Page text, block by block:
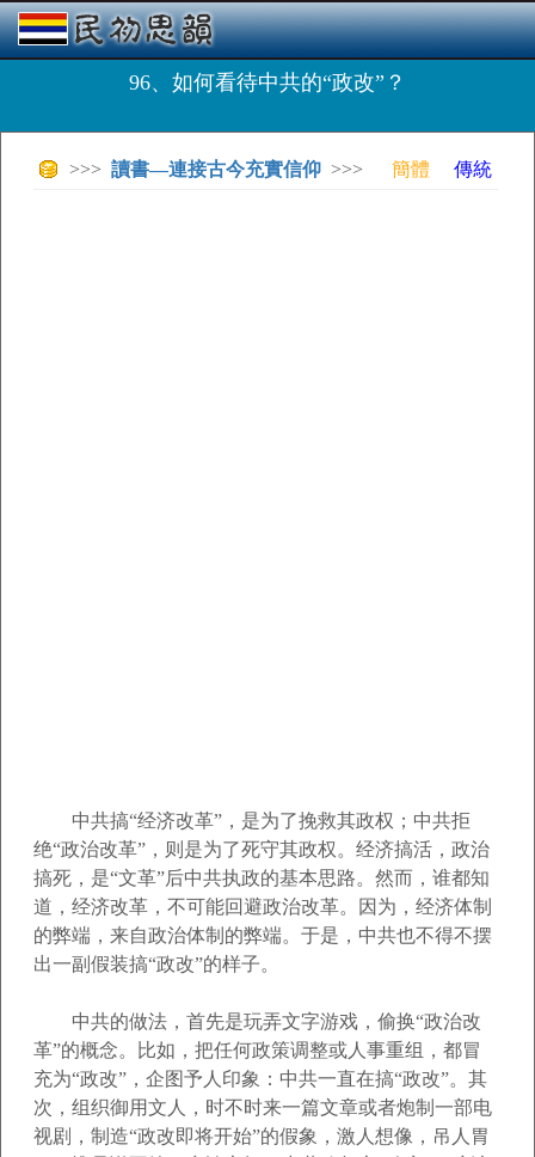
96、如何看待中共的“政改”？
>>> 讀書—連接古今充實信仰 >>> 簡體 傳統
中共搞“经济改革”，是为了挽救其政权；中共拒
绝“政治改革”，则是为了死守其政权。经济搞活，政治
搞死，是“文革”后中共执政的基本思路。然而，谁都知
道，经济改革，不可能回避政治改革。因为，经济体制
的弊端，来自政治体制的弊端。于是，中共也不得不摆
出一副假装搞“政改”的样子。
中共的做法，首先是玩弄文字游戏，偷换“政治改
革”的概念。比如，把任何政策调整或人事重组，都冒
充为“政改”，企图予人印象：中共一直在搞“政改”。其
次，组织御用文人，时不时来一篇文章或者炮制一部电
视剧，制造“政改即将开始”的假象，激人想像，吊人胃